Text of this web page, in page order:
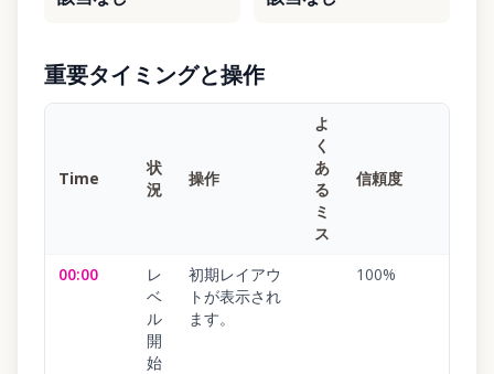
重要タイミングと操作
Time
状
況
操作
よ
く
あ
る
ミ
ス
信頼度
00:00
レ
ベ
ル
開
始
初期レイアウ
トが表示され
ます。
100%